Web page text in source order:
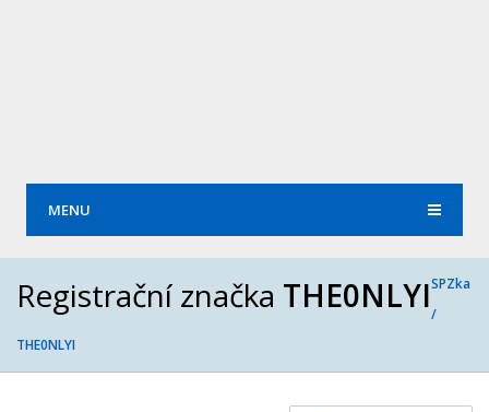
MENU
Registrační značka THE0NLYISPZka
/
THE0NLYI